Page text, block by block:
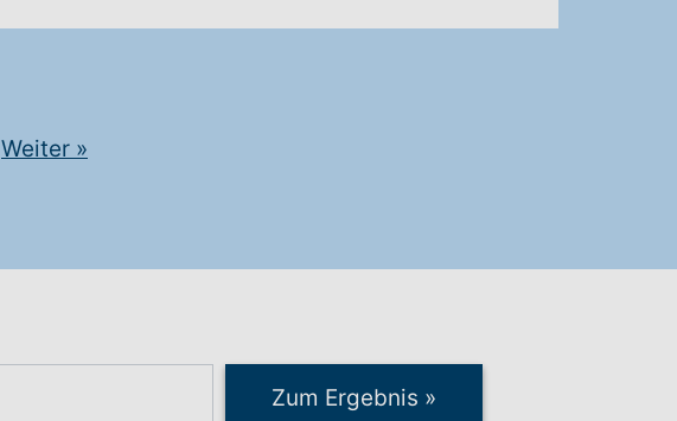
Weiter »
Zum Ergebnis »